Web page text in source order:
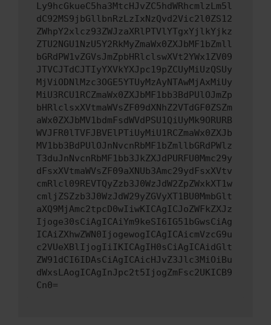
Ly9hcGkueC5ha3MtcHJvZC5hdWRhcmlzLm5l
dC92MS9jbGllbnRzLzIxNzQvd2Vic2l0ZS12
ZWhpY2xlcz93ZWJzaXRlPTVlYTgxYjlkYjkz
ZTU2NGU1NzU5Y2RkMyZmaWx0ZXJbMF1bZmll
bGRdPW1vZGVsJmZpbHRlclswXVt2YWx1ZV09
JTVCJTdCJTIyYXVkYXJpc19pZCUyMiUzQSUy
MjViODNlMzc3OGE5YTUyMzAyNTAwMjAxMiUy
MiU3RCU1RCZmaWx0ZXJbMF1bb3BdPUlOJmZp
bHRlclsxXVtmaWVsZF09dXNhZ2VTdGF0ZSZm
aWx0ZXJbMV1bdmFsdWVdPSU1QiUyMk9ORURB
WVJFR0lTVFJBVElPTiUyMiU1RCZmaWx0ZXJb
MV1bb3BdPUlOJnNvcnRbMF1bZmllbGRdPWlz
T3duJnNvcnRbMF1bb3JkZXJdPURFU0Mmc29y
dFsxXVtmaWVsZF09aXNUb3Amc29ydFsxXVtv
cmRlcl09REVTQyZzb3J0WzJdW2ZpZWxkXT1w
cmljZSZzb3J0WzJdW29yZGVyXT1BU0MmbGlt
aXQ9MjAmc2tpcD0wIiwKICAgICJoZWFkZXJz
Ijoge30sCiAgICAiYm9keSI6IG51bGwsCiAg
ICAiZXhwZWN0IjogewogICAgICAicmVzcG9u
c2VUeXBlIjogIiIKICAgIH0sCiAgICAidGlt
ZW91dCI6IDAsCiAgICAicHJvZ3Jlc3MiOiBu
dWxsLAogICAgInJpc2t5IjogZmFsc2UKICB9
Cn0=